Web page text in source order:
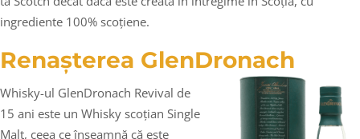
ingrediente 100% scoțiene.
Renașterea GlenDronach
Whisky-ul GlenDronach Revival de
15 ani este un Whisky scoțian Single
Malt, ceea ce înseamnă că este